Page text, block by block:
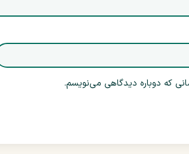
که دوباره دیدگاهی می‌نویسم.